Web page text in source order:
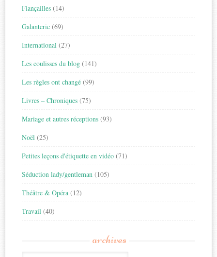
Fiançailles (14)
Galanterie (69)
International (27)
Les coulisses du blog (141)
Les règles ont changé (99)
Livres – Chroniques (75)
Mariage et autres réceptions (93)
Noël (25)
Petites leçons d'étiquette en vidéo (71)
Séduction lady/gentleman (105)
Théâtre & Opéra (12)
Travail (40)
archives